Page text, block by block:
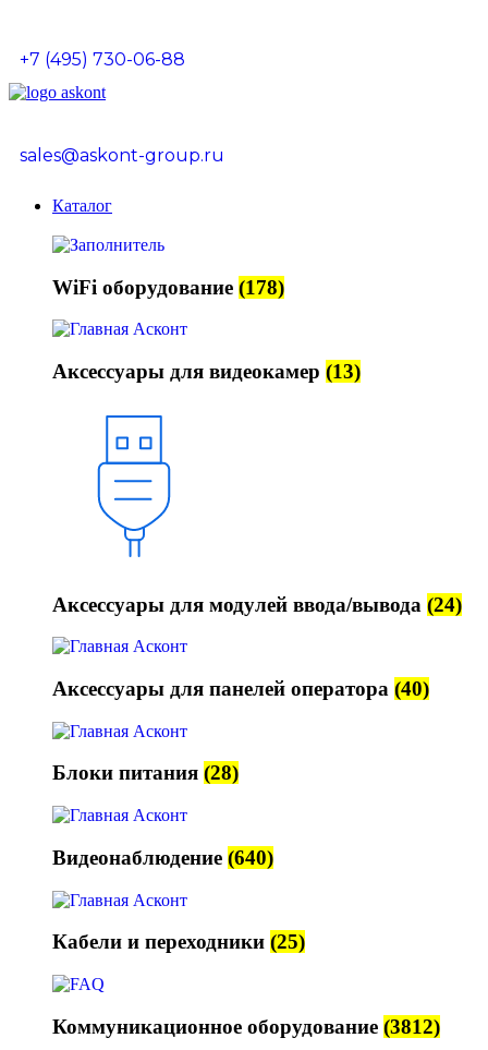
+7 (495) 730-06-88
sales@askont-group.ru
Каталог
WiFi оборудование (178)
Аксессуары для видеокамер (13)
Аксессуары для модулей ввода/вывода (24)
Аксессуары для панелей оператора (40)
Блоки питания (28)
Видеонаблюдение (640)
Кабели и переходники (25)
Коммуникационное оборудование (3812)